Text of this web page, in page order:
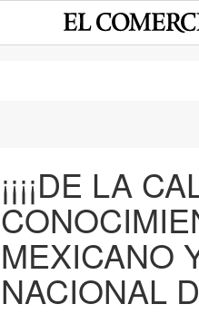
¡¡¡¡DE LA
MEXICANO
NACIONAL